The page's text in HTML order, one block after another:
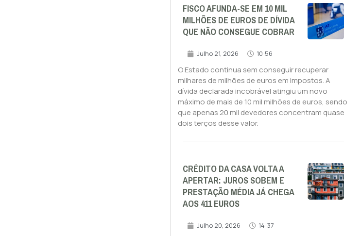
FISCO AFUNDA-SE EM 10 MIL
MILHÕES DE EUROS DE DÍVIDA
QUE NÃO CONSEGUE COBRAR
Julho 21, 2026 10:56
O Estado continua sem conseguir recuperar
milhares de milhões de euros em impostos. A
dívida declarada incobrável atingiu um novo
máximo de mais de 10 mil milhões de euros, sendo
que apenas 20 mil devedores concentram quase
dois terços desse valor.
CRÉDITO DA CASA VOLTA A
APERTAR: JUROS SOBEM E
PRESTAÇÃO MÉDIA JÁ CHEGA
AOS 411 EUROS
Julho 20, 2026 14:37